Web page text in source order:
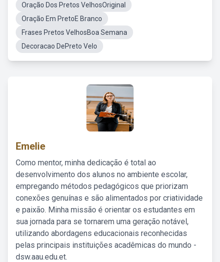
Oração Dos Pretos VelhosOriginal
Oração Em PretoE Branco
Frases Pretos VelhosBoa Semana
Decoracao DePreto Velo
Emelie
Como mentor, minha dedicação é total ao
desenvolvimento dos alunos no ambiente escolar,
empregando métodos pedagógicos que priorizam
conexões genuínas e são alimentados por criatividade
e paixão. Minha missão é orientar os estudantes em
sua jornada para se tornarem uma geração notável,
utilizando abordagens educacionais reconhecidas
pelas principais instituições acadêmicas do mundo -
dsw.aau.edu.et.